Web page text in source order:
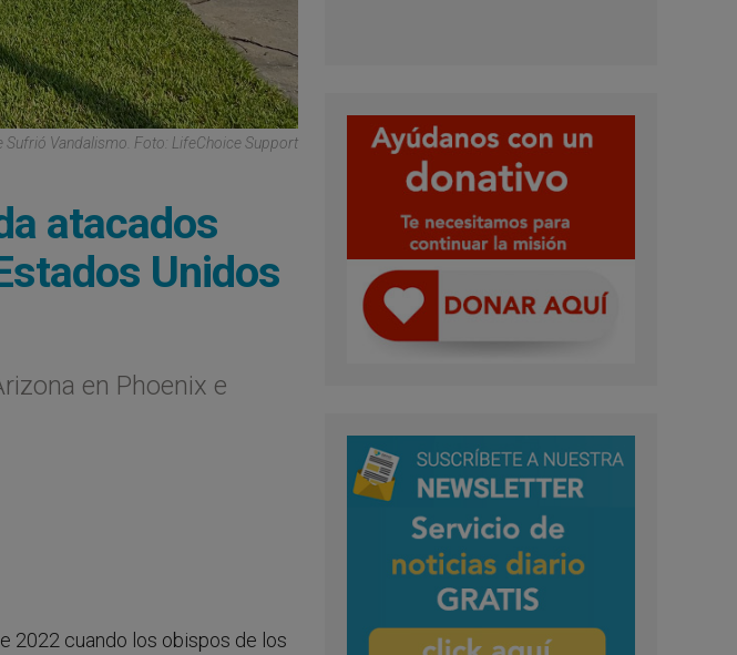
Sufrió Vandalismo. Foto: LifeChoice Support
atacados
Unidos
en Phoenix e
2022 cuando los obispos de los